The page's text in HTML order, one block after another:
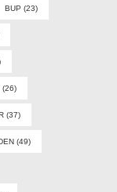
BUP (23)
(26)
(37)
(49)